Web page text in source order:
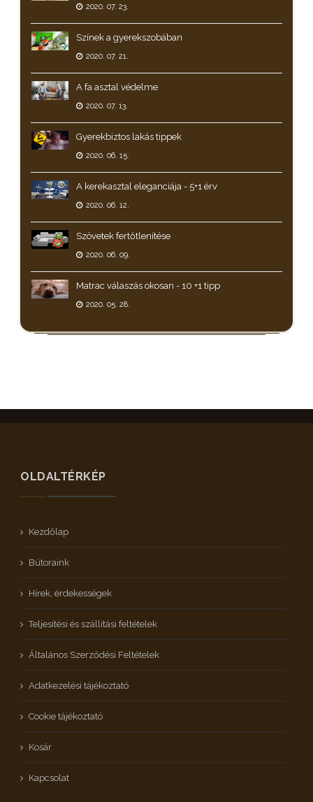
2020. 07. 23.
Színek a gyerekszobában
2020. 07. 21.
A fa asztal védelme
2020. 07. 13.
Gyerekbiztos lakás tippek
2020. 06. 15.
A kerekasztal eleganciája - 5+1 érv
2020. 06. 12.
Szövetek fertőtlenítése
2020. 06. 09.
Matrac válaszás okosan - 10 +1 tipp
2020. 05. 28.
OLDALTÉRKÉP
Kezdőlap
Bútoraink
Hírek, érdekességek
Teljesítési és szállítási feltételek
Általános Szerződési Feltételek
Adatkezelési tájékoztató
Cookie tájékoztató
Kosár
Kapcsolat